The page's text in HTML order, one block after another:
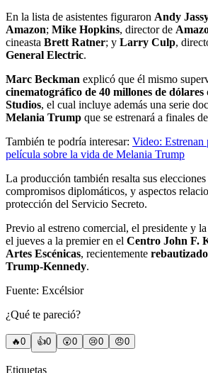
En la lista de asistentes figuraron Andy
Amazon; Mike Hopkins, director de
cineasta Brett Ratner; y Larry Culp,
General Electric.
Marc Beckman explicó que él mismo
cinematográfico de 40 millones de dólares
Studios, el cual incluye además una serie
Melania Trump que se estrenará a finales
También te podría interesar: Video: Estrenan
película sobre la vida de Melania Trump
La producción también resalta sus
compromisos diplomáticos, y aspectos
protección del Servicio Secreto.
Previo al estreno comercial, el presidente y
el jueves a la premier en el Centro John F.
Artes Escénicas, recientemente
Trump-Kennedy.
Fuente: Excélsior
¿Qué te pareció?
🔥0 👍0 😲0 😢0 😠0
Etiquetas